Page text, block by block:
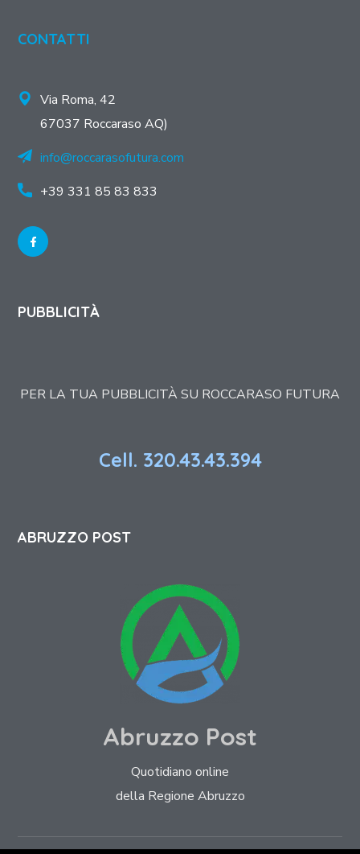
CONTATTI
Via Roma, 42
67037 Roccaraso AQ)
info@roccarasofutura.com
+39 331 85 83 833
PUBBLICITÀ
PER LA TUA PUBBLICITÀ SU ROCCARASO FUTURA
Cell. 320.43.43.394
ABRUZZO POST
Abruzzo Post
Quotidiano online
della Regione Abruzzo